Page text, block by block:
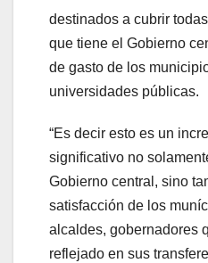
destinados a cubrir
que tiene el Gobierno
de gasto de los
universidades públicas.
“Es decir esto es un
significativo no
Gobierno central, sino
satisfacción de los
alcaldes, gobernadores
reflejado en sus